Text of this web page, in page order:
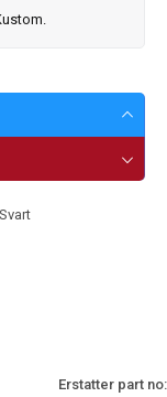
Erstatter part no: